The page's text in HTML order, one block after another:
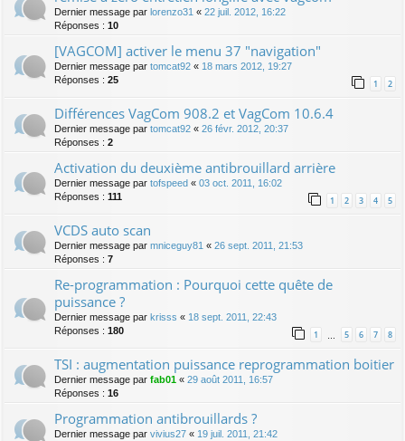
Dernier message par lorenzo31 « 22 juil. 2012, 16:22
Réponses : 10
[VAGCOM] activer le menu 37 "navigation"
Dernier message par tomcat92 « 18 mars 2012, 19:27
Réponses : 25 1 2
Différences VagCom 908.2 et VagCom 10.6.4
Dernier message par tomcat92 « 26 févr. 2012, 20:37
Réponses : 2
Activation du deuxième antibrouillard arrière
Dernier message par tofspeed « 03 oct. 2011, 16:02
Réponses : 111 1 2 3 4 5
VCDS auto scan
Dernier message par mniceguy81 « 26 sept. 2011, 21:53
Réponses : 7
Re-programmation : Pourquoi cette quête de
puissance ?
Dernier message par krisss « 18 sept. 2011, 22:43
Réponses : 180 1 … 5 6 7 8
TSI : augmentation puissance reprogrammation boitier
Dernier message par fab01 « 29 août 2011, 16:57
Réponses : 16
Programmation antibrouillards ?
Dernier message par vivius27 « 19 juil. 2011, 21:42